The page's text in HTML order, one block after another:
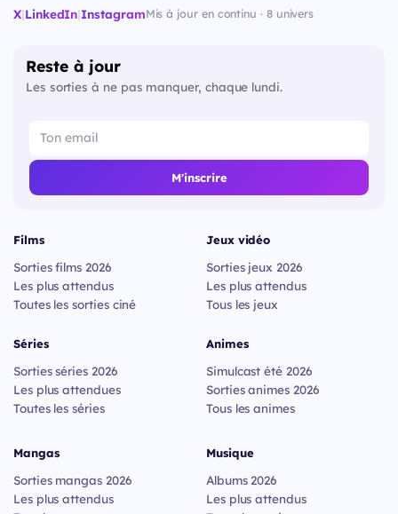
X|LinkedIn|InstagramMis à jour en continu · 8 univers
Reste à jour
Les sorties à ne pas manquer, chaque lundi.
M'inscrire
Films
Sorties films 2026
Les plus attendus
Toutes les sorties ciné
Séries
Sorties séries 2026
Les plus attendues
Toutes les séries
Jeux vidéo
Sorties jeux 2026
Les plus attendus
Tous les jeux
Animes
Simulcast été 2026
Sorties animes 2026
Tous les animes
Mangas
Sorties mangas 2026
Les plus attendus
Musique
Albums 2026
Les plus attendus